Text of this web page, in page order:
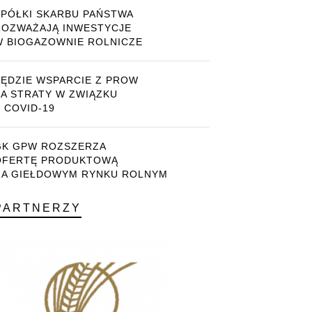
SKARBU PAŃSTWA
INWESTYCJE
BIOGAZOWNIE ROLNICZE
WSPARCIE Z PROW
STRATY W ZWIĄZKU
COVID-19
GPW ROZSZERZA
PRODUKTOWĄ
GIEŁDOWYM RYNKU ROLNYM